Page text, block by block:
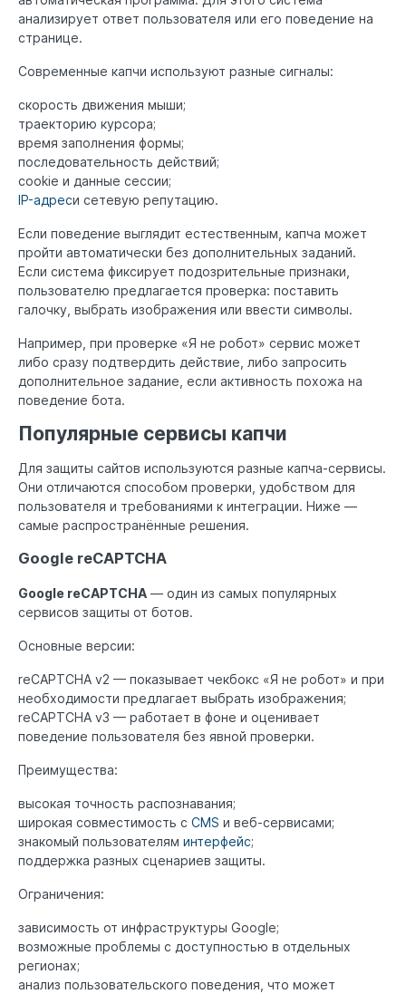
анализирует ответ пользователя или его поведение на
странице.
Современные капчи используют разные сигналы:
скорость движения мыши;
траекторию курсора;
время заполнения формы;
последовательность действий;
cookie и данные сессии;
IP-адреси сетевую репутацию.
Если поведение выглядит естественным, капча может
пройти автоматически без дополнительных заданий.
Если система фиксирует подозрительные признаки,
пользователю предлагается проверка: поставить
галочку, выбрать изображения или ввести символы.
Например, при проверке «Я не робот» сервис может
либо сразу подтвердить действие, либо запросить
дополнительное задание, если активность похожа на
поведение бота.
Популярные сервисы капчи
Для защиты сайтов используются разные капча-сервисы.
Они отличаются способом проверки, удобством для
пользователя и требованиями к интеграции. Ниже —
самые распространённые решения.
Google reCAPTCHA
Google reCAPTCHA — один из самых популярных
сервисов защиты от ботов.
Основные версии:
reCAPTCHA v2 — показывает чекбокс «Я не робот» и при
необходимости предлагает выбрать изображения;
reCAPTCHA v3 — работает в фоне и оценивает
поведение пользователя без явной проверки.
Преимущества:
высокая точность распознавания;
широкая совместимость с CMS и веб-сервисами;
знакомый пользователям интерфейс;
поддержка разных сценариев защиты.
Ограничения:
зависимость от инфраструктуры Google;
возможные проблемы с доступностью в отдельных
регионах;
анализ пользовательского поведения, что может